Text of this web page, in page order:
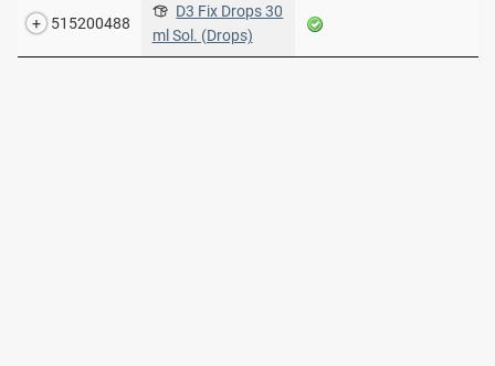
515200488
D3 Fix Drops 30
ml Sol. (Drops)